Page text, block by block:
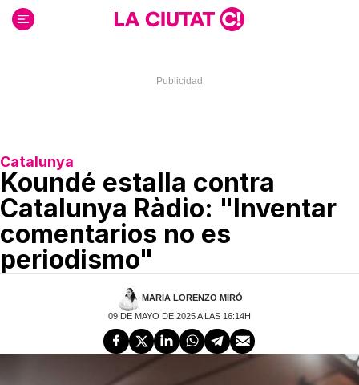
contenido
Catalunya
Koundé estalla contra
Catalunya Ràdio: "Inventar
comentarios no es
periodismo"
MARIA LORENZO MIRÓ
09 DE MAYO DE 2025 A LAS 16:14H